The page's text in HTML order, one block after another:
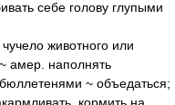
себе голову глупыми
животного или
амер. наполнять
~ объедаться;